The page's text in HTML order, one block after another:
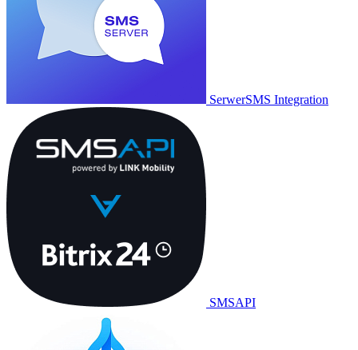
SerwerSMS Integration
SMSAPI